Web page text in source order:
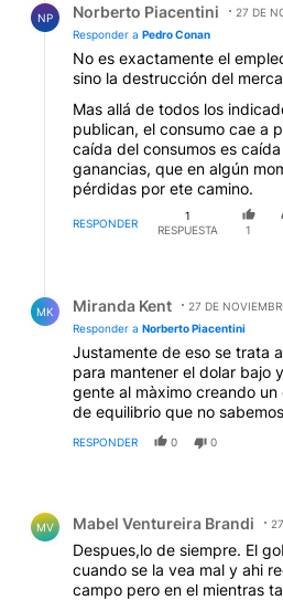
NP Norberto Piacentini
27 DE
Responder a Pedro Conan
No es exactamente el
sino la destrucción del
Mas allá de todos los
publican, el consumo cae a
caída del consumos es
ganancias, que en algún
pérdidas por ete camino.
RESPONDER
1
RESPUESTA
1
MK Miranda Kent
27 DE
Responder a Norberto Piacentini
Justamente de eso se trata
para mantener el dolar bajo
gente al màximo creando
de equilibrio que no
RESPONDER 0 0
MV Mabel Ventureira Brandi
Despues,lo de siempre. El
cuando se la vea mal y ahi
campo pero en el mientras